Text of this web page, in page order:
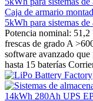
Caja de armario
5kWh para sistemas
Potencia nominal:
frescas de grado A
software avanzado
hasta 15 baterías